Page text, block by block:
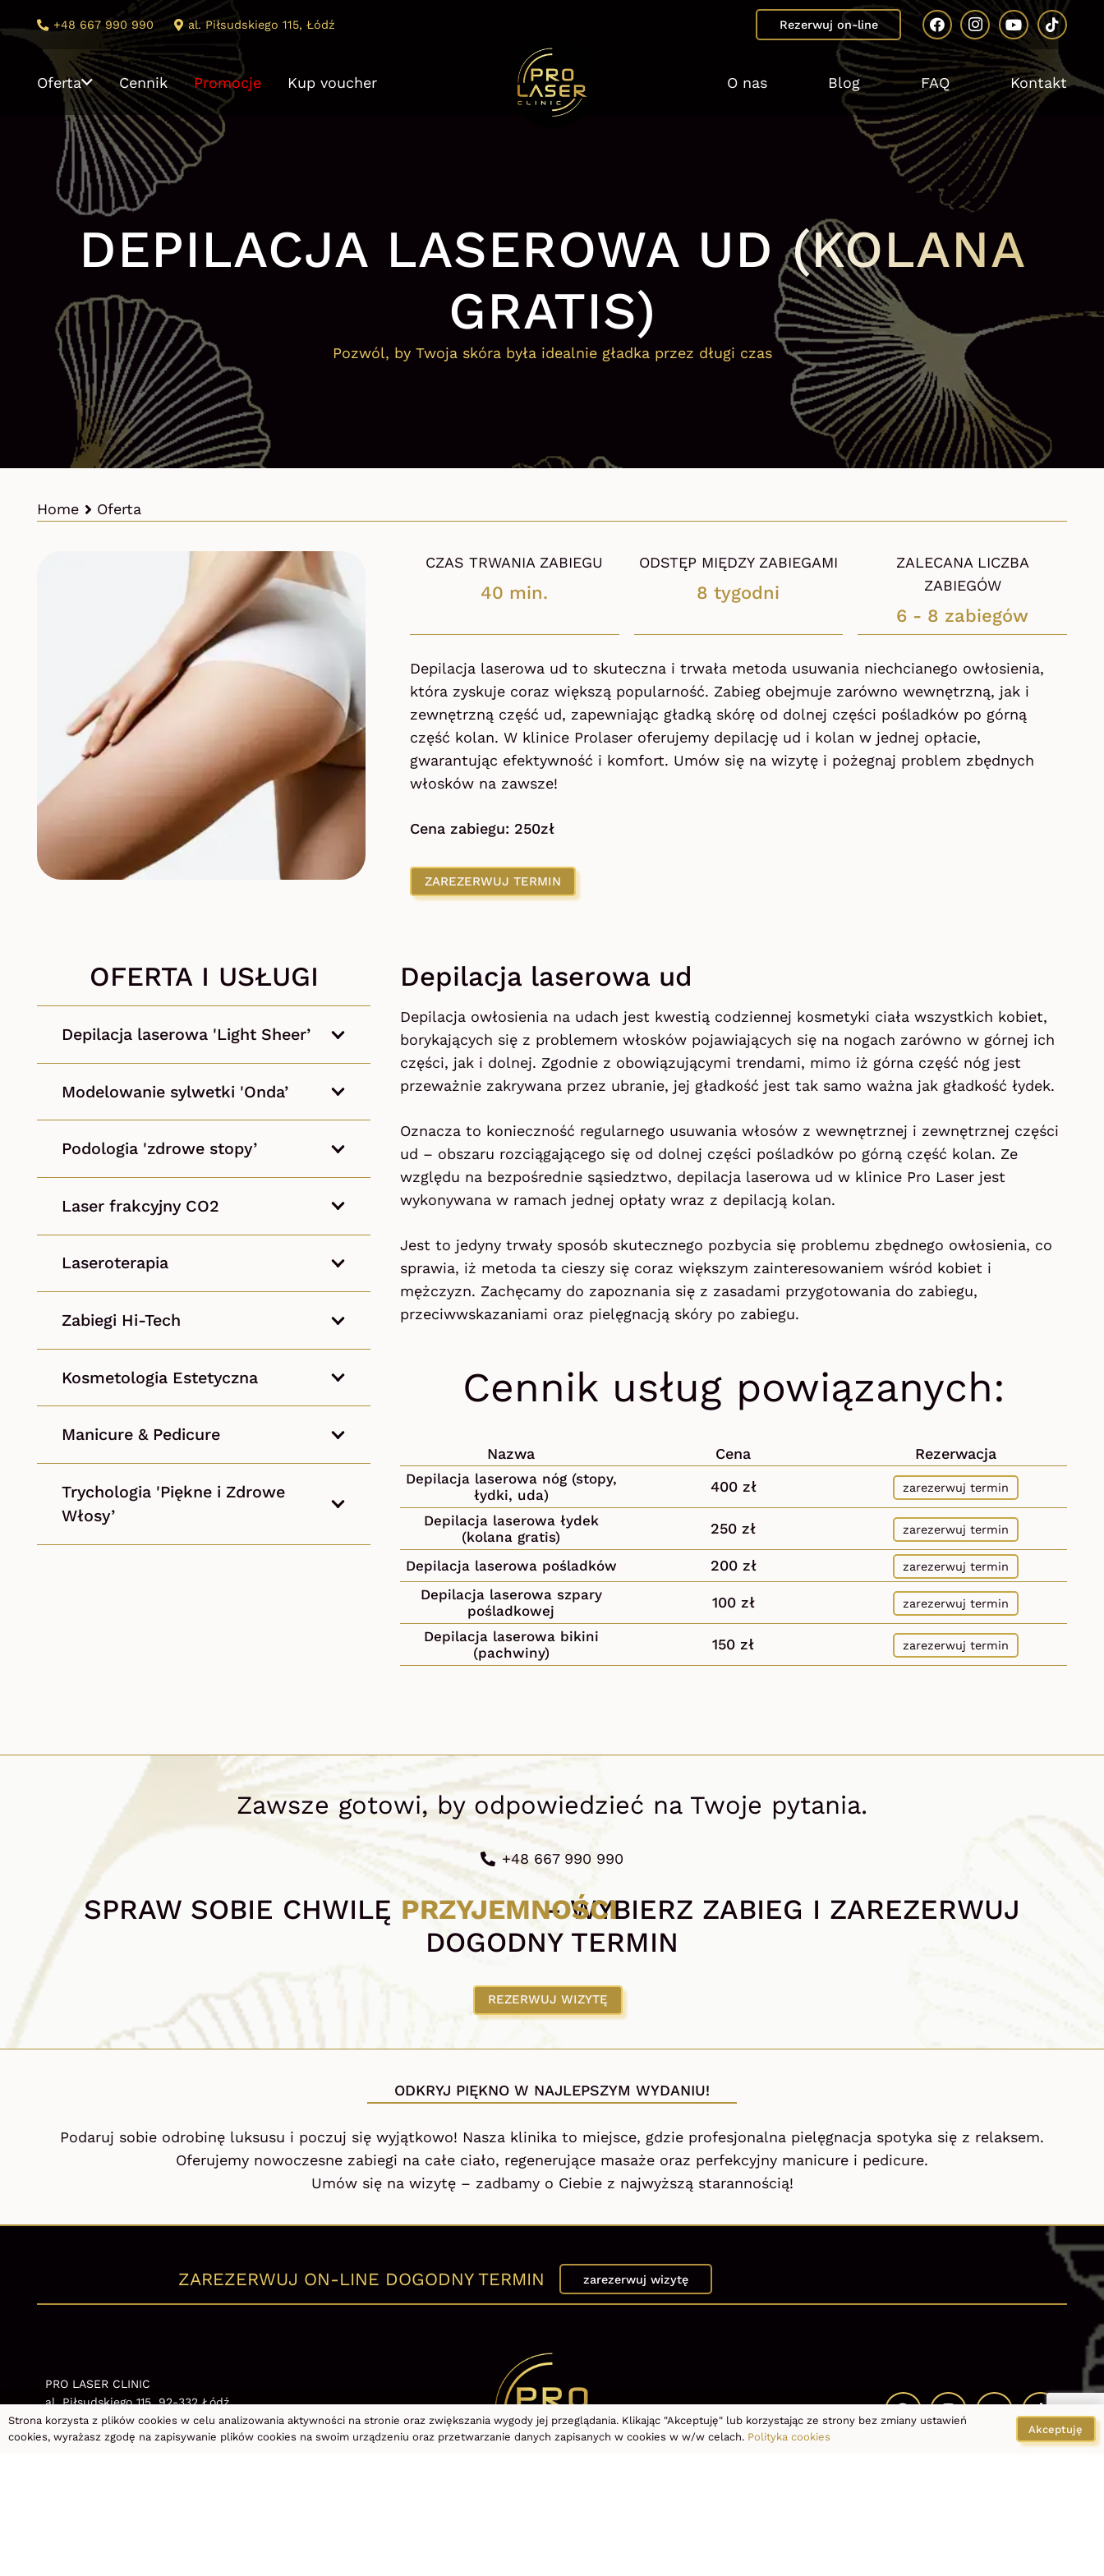
+48 667 990 990 al. Piłsudskiego 115, Łódź Rezerwuj on-line
Oferta Cennik Promocje Kup voucher O nas Blog FAQ Kontakt
DEPILACJA LASEROWA UD (KOLANA
GRATIS)
Pozwól, by Twoja skóra była idealnie gładka przez długi czas
Home Oferta
CZAS TRWANIA ZABIEGU
40 min.
ODSTĘP MIĘDZY ZABIEGAMI
8 tygodni
ZALECANA LICZBA
ZABIEGÓW
6 - 8 zabiegów
Depilacja laserowa ud to skuteczna i trwała metoda usuwania niechcianego owłosienia,
która zyskuje coraz większą popularność. Zabieg obejmuje zarówno wewnętrzną, jak i
zewnętrzną część ud, zapewniając gładką skórę od dolnej części pośladków po górną
część kolan. W klinice Prolaser oferujemy depilację ud i kolan w jednej opłacie,
gwarantując efektywność i komfort. Umów się na wizytę i pożegnaj problem zbędnych
włosków na zawsze!
Cena zabiegu: 250zł
ZAREZERWUJ TERMIN
OFERTA I USŁUGI
Depilacja laserowa 'Light Sheer’
Modelowanie sylwetki 'Onda’
Podologia 'zdrowe stopy’
Laser frakcyjny CO2
Laseroterapia
Zabiegi Hi-Tech
Kosmetologia Estetyczna
Manicure & Pedicure
Trychologia 'Piękne i Zdrowe
Włosy’
Depilacja laserowa ud
Depilacja owłosienia na udach jest kwestią codziennej kosmetyki ciała wszystkich kobiet,
borykających się z problemem włosków pojawiających się na nogach zarówno w górnej ich
części, jak i dolnej. Zgodnie z obowiązującymi trendami, mimo iż górna część nóg jest
przeważnie zakrywana przez ubranie, jej gładkość jest tak samo ważna jak gładkość łydek.
Oznacza to konieczność regularnego usuwania włosów z wewnętrznej i zewnętrznej części
ud – obszaru rozciągającego się od dolnej części pośladków po górną część kolan. Ze
względu na bezpośrednie sąsiedztwo, depilacja laserowa ud w klinice Pro Laser jest
wykonywana w ramach jednej opłaty wraz z depilacją kolan.
Jest to jedyny trwały sposób skutecznego pozbycia się problemu zbędnego owłosienia, co
sprawia, iż metoda ta cieszy się coraz większym zainteresowaniem wśród kobiet i
mężczyzn. Zachęcamy do zapoznania się z zasadami przygotowania do zabiegu,
przeciwwskazaniami oraz pielęgnacją skóry po zabiegu.
Cennik usług powiązanych:
Nazwa Cena Rezerwacja
Depilacja laserowa nóg (stopy,
łydki, uda)
400zł zarezerwuj termin
Depilacja laserowa łydek
(kolana gratis)
250 zł zarezerwuj termin
Depilacja laserowa pośladków 200zł zarezerwuj termin
Depilacja laserowa szpary
pośladkowej
100zł zarezerwuj termin
Depilacja laserowa bikini
(pachwiny)
150 zł zarezerwuj termin
Zawsze gotowi, by odpowiedzieć na Twoje pytania.
+48 667 990 990
SPRAW SOBIE CHWILĘ PRZYJEMNOŚCI– WYBIERZ ZABIEG I ZAREZERWUJ
DOGODNY TERMIN
REZERWUJ WIZYTĘ
ODKRYJ PIĘKNO W NAJLEPSZYM WYDANIU!
Podaruj sobie odrobinę luksusu i poczuj się wyjątkowo! Nasza klinika to miejsce, gdzie profesjonalna pielęgnacja spotyka się z relaksem.
Oferujemy nowoczesne zabiegi na całe ciało, regenerujące masaże oraz perfekcyjny manicure i pedicure.
Umów się na wizytę – zadbamy o Ciebie z najwyższą starannością!
ZAREZERWUJ ON-LINE DOGODNY TERMIN zarezerwuj wizytę
PRO LASER CLINIC
al. Piłsudskiego 115, 92-332 Łódź
+48 667 990 990
Wyznacz trasę
Strona korzysta z plików cookies w celu analizowania aktywności na stronie oraz zwiększania wygody jej przeglądania. Klikając "Akceptuję" lub korzystając ze strony bez zmiany ustawień
cookies, wyrażasz zgodę na zapisywanie plików cookies na swoim urządzeniu oraz przetwarzanie danych zapisanych w cookies w w/w celach. Polityka cookies
Akceptuję